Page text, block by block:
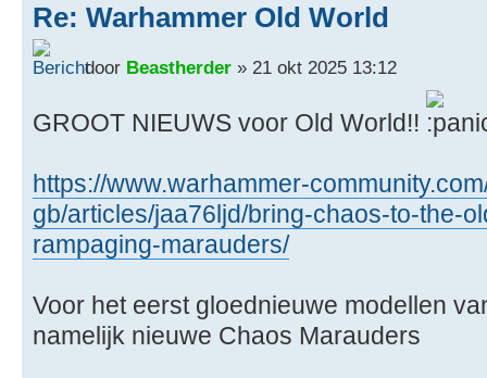
Re: Warhammer Old World
door Beastherder » 21 okt 2025 13:12
GROOT NIEUWS voor Old World!!
https://www.warhammer-
gb/articles/jaa76ljd/bring-chaos-to-the-
rampaging-marauders/
Voor het eerst gloednieuwe modellen
namelijk nieuwe Chaos Marauders